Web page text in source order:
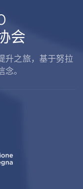
会
升之旅，基于努拉
。